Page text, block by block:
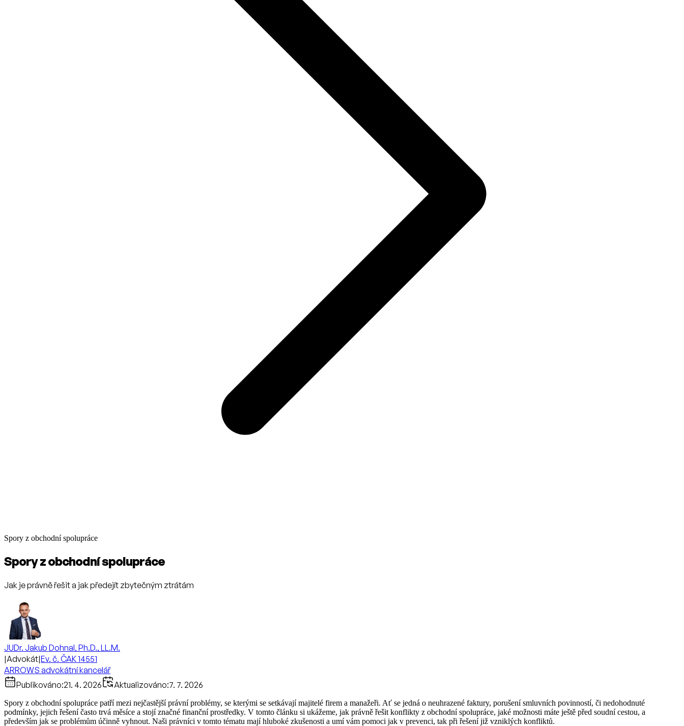
Spory z obchodní spolupráce
Spory z obchodní spolupráce
Jak je právně řešit a jak předejít zbytečným ztrátám
JUDr. Jakub Dohnal, Ph.D., LL.M.
|Advokát|Ev. č. ČAK 14551
ARROWS advokátní kancelář
Publikováno:21. 4. 2026 Aktualizováno:7. 7. 2026
Spory z obchodní spolupráce patří mezi nejčastější právní problémy, se kterými se setkávají majitelé firem a manažeři. Ať se jedná o neuhrazené faktury, porušení smluvních povinností, či nedohodnuté
podmínky, jejich řešení často trvá měsíce a stojí značné finanční prostředky. V tomto článku si ukážeme, jak právně řešit konflikty z obchodní spolupráce, jaké možnosti máte ještě před soudní cestou, a
především jak se problémům účinně vyhnout. Naši právníci v tomto tématu mají hluboké zkušenosti a umí vám pomoci jak v prevenci, tak při řešení již vzniklých konfliktů.